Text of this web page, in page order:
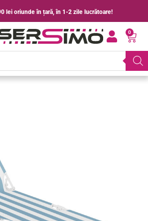
lei oriunde în țară, în 1-2 zile lucrătoare!
0
Cart